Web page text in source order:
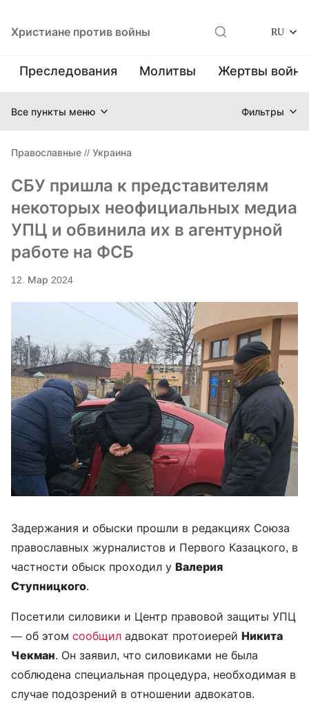
Христиане против войны RU
Преследования Молитвы Жертвы
Все пункты меню Фильтры
Православные // Украина
СБУ пришла к представителям
некоторых неофициальных медиа
УПЦ и обвинила их в агентурной
работе на ФСБ
12. Мар 2024
Задержания и обыски прошли в редакциях Союза
православных журналистов и Первого Казацкого, в
частности обыск проходил у Валерия
Ступницкого.
Посетили силовики и Центр правовой защиты УПЦ
— об этом сообщил адвокат протоиерей Никита
Чекман. Он заявил, что силовиками не была
соблюдена специальная процедура, необходимая в
случае подозрений в отношении адвокатов.